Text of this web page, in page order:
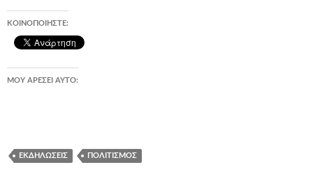
ΚΟΙΝΟΠΟΙΉΣΤΕ:
ΜΟΥ ΑΡΈΣΕΙ ΑΥΤΌ:
ΕΚΔΗΛΏΣΕΙΣ ΠΟΛΙΤΙΣΜΌΣ